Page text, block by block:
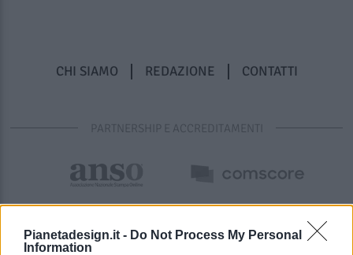
Pianetadesign.it - Do Not Process My Personal
Information
CHI SIAMO REDAZIONE CONTATTI
PARTNERSHIP E ACCREDITAMENTI